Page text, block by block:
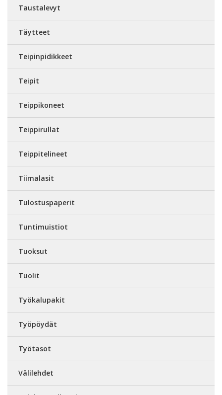
Taustalevyt
Täytteet
Teipinpidikkeet
Teipit
Teippikoneet
Teippirullat
Teippitelineet
Tiimalasit
Tulostuspaperit
Tuntimuistiot
Tuoksut
Tuolit
Työkalupakit
Työpöydät
Työtasot
Välilehdet